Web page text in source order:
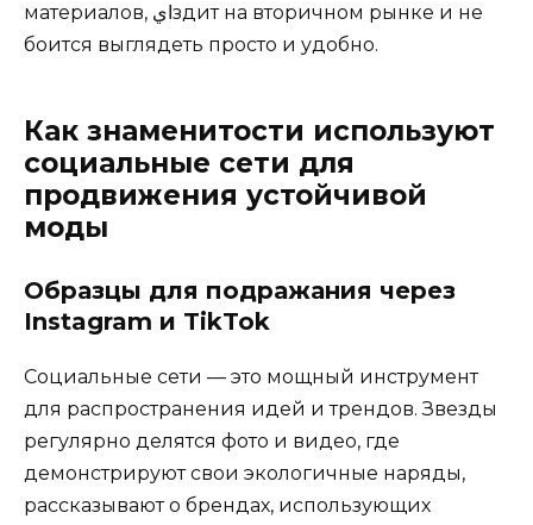
материалов, ايздит на вторичном рынке и не
боится выглядеть просто и удобно.
Как знаменитости используют
социальные сети для
продвижения устойчивой
моды
Образцы для подражания через
Instagram и TikTok
Социальные сети — это мощный инструмент
для распространения идей и трендов. Звезды
регулярно делятся фото и видео, где
демонстрируют свои экологичные наряды,
рассказывают о брендах, использующих